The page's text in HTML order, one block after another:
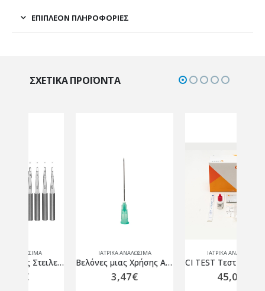
ΕΠΙΠΛΈΟΝ ΠΛΗΡΟΦΟΡΊΕΣ
ΣΧΕΤΙΚΆ ΠΡΟΪΌΝΤΑ
ΙΑΤΡΙΚΑ ΑΝΑΛΩΣΙΜΑ
Βελόνες μιας Χρήσης Αποστειρωμένες SoftCare G-21 x 1 1/2″ 100τμχ
ΙΑΤΡΙΚΑ ΑΝΑΛΩΣΙΜΑ
CI TEST Τεστ αντιγόνου Covid-19 (Συσκευασία 20 τεμαχίων)